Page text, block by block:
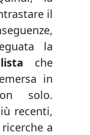
il
la
che
in
solo.
recenti,
a